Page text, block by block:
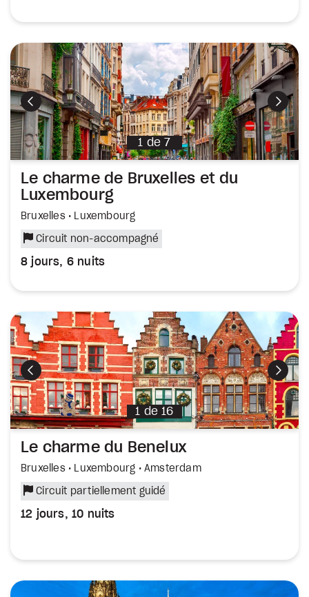
Précédent
1 de 7
Le charme de Bruxelles et du
Luxembourg
Bruxelles • Luxembourg
Circuit non-accompagné
8 jours, 6 nuits
Précédent
1 de 16
Le charme du Benelux
Bruxelles • Luxembourg • Amsterdam
Circuit partiellement guidé
12 jours, 10 nuits